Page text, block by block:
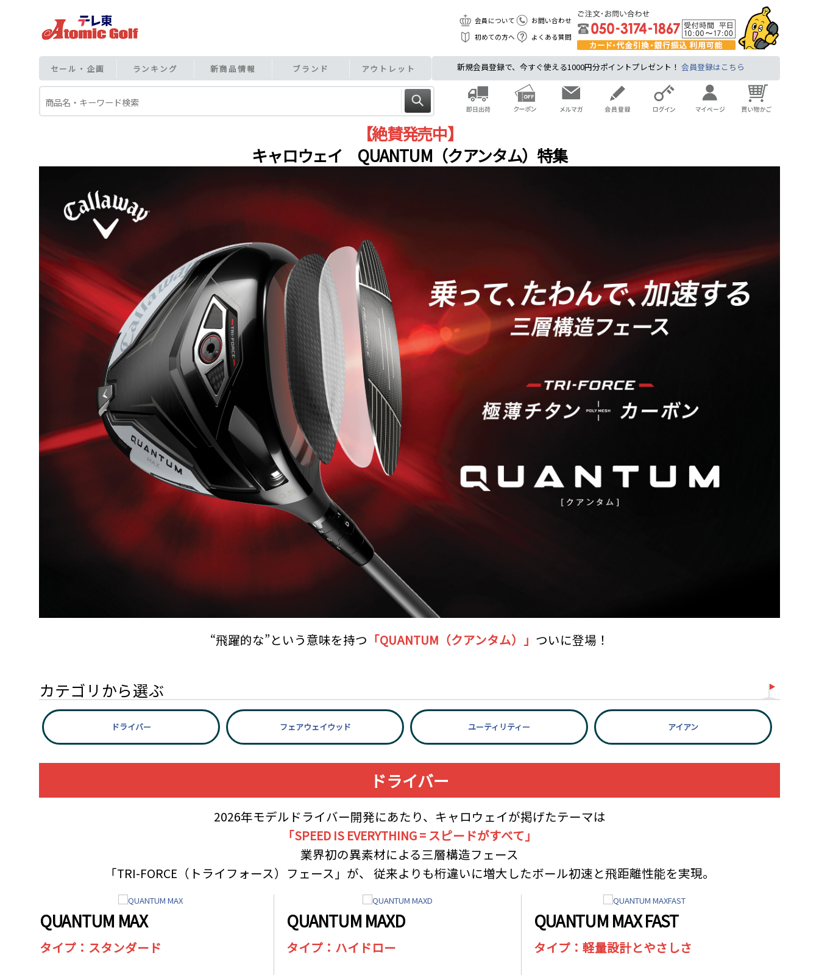
会員について
お問い合わせ
初めての方へ
よくある質問
セール・企画 ランキング 新商品情報 ブランド アウトレット 新規会員登録で、今すぐ使える1000円分ポイントプレゼント！ 会員登録はこちら
【絶賛発売中】
キャロウェイ QUANTUM（クアンタム）特集
“飛躍的な”という意味を持つ 「QUANTUM（クアンタム）」 ついに登場！
カテゴリから選ぶ
ドライバー フェアウェイウッド ユーティリティー アイアン
ドライバー
2026年モデルドライバー開発にあたり、キャロウェイが掲げたテーマは
「SPEED IS EVERYTHING = スピードがすべて」
業界初の異素材による三層構造フェース
「TRI-FORCE（トライフォース）フェース」が、 従来よりも桁違いに増大したボール初速と飛距離性能を実現。
QUANTUM MAX
タイプ：スタンダード
QUANTUM MAXD
タイプ：ハイドロー
QUANTUM MAX FAST
タイプ：軽量設計とやさしさ